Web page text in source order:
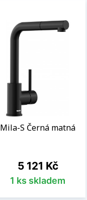
Mila-S Černá matná
Cena
5 121 Kč
1 ks skladem